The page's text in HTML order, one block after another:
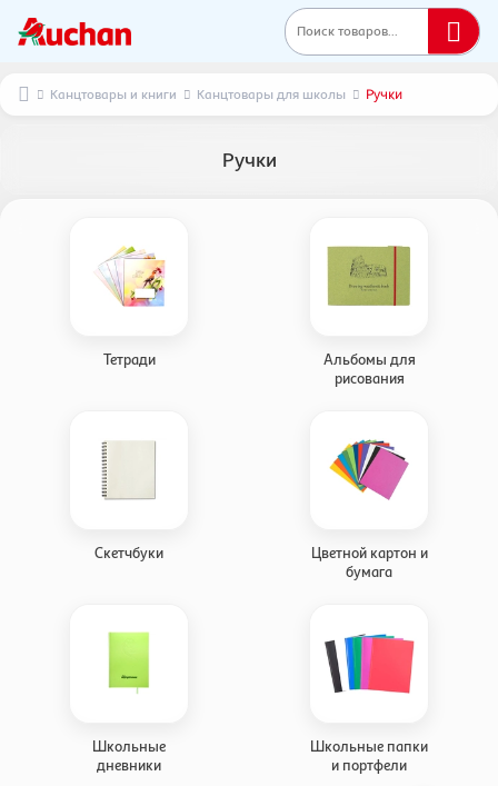
Поиск товаров...
Канцтовары и книги Канцтовары для школы Ручки
Ручки
Тетради
Альбомы для
рисования
Скетчбуки
Цветной картон и
бумага
Школьные
дневники
Школьные папки
и портфели